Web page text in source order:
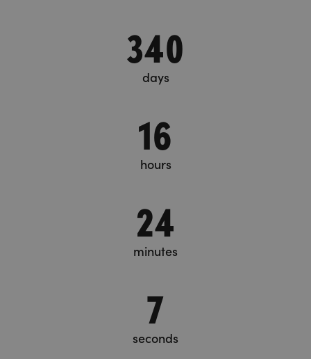
340
days
16
hours
24
minutes
8
seconds